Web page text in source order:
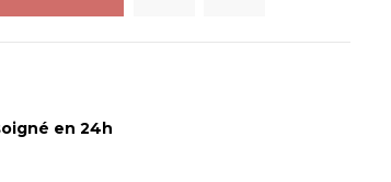
en 24h